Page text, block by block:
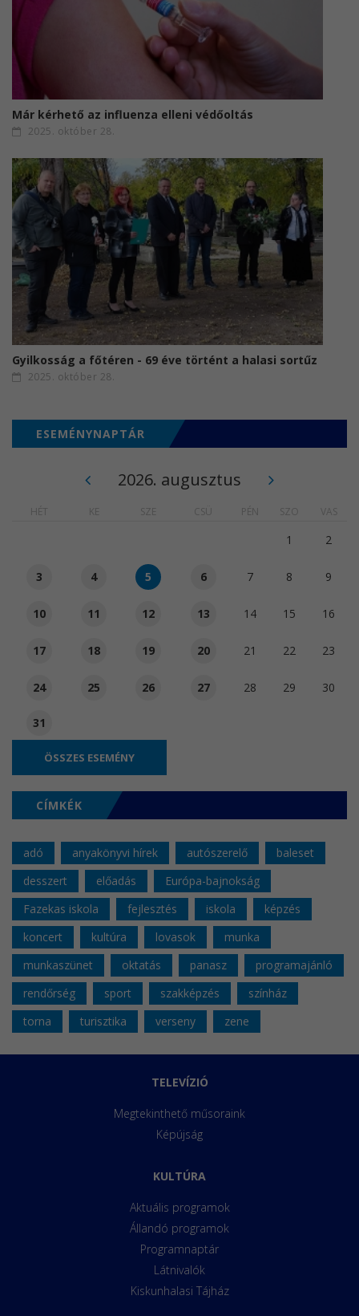
Már kérhető az influenza elleni védőoltás
2025. október 28.
Gyilkosság a főtéren - 69 éve történt a halasi sortűz
2025. október 28.
ESEMÉNYNAPTÁR
2026. augusztus
HÉT KE SZE CSÜ PÉN SZO VAS
1 2
3 4 5 6 7 8 9
10 11 12 13 14 15 16
17 18 19 20 21 22 23
24 25 26 27 28 29 30
31
ÖSSZES ESEMÉNY
CÍMKÉK
adó anyakönyvi hírek autószerelő
baleset
desszert
előadás
Európa-bajnokság
Fazekas iskola
fejlesztés iskola
képzés
koncert
kultúra lovasok
munka
munkaszünet
oktatás panasz
programajánló
rendőrség
sport szakképzés
színház
torna
turisztika verseny zene
TELEVÍZIÓ
Megtekinthető műsoraink
Képújság
KULTÚRA
Aktuális programok
Állandó programok
Programnaptár
Látnivalók
Kiskunhalasi Tájház